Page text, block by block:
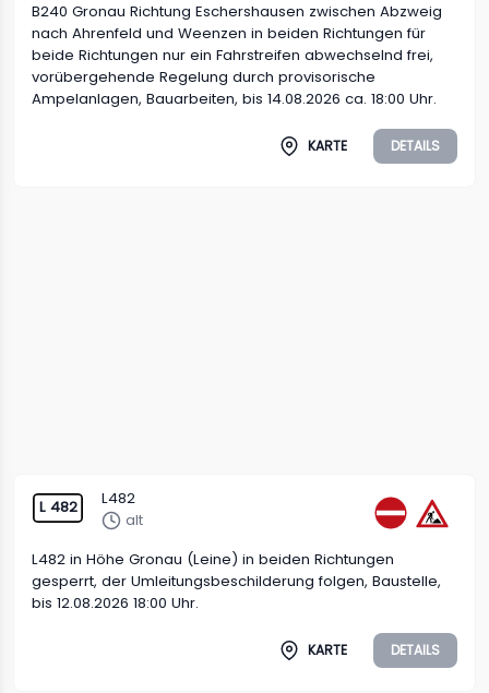
B240 Gronau Richtung Eschershausen zwischen Abzweig
nach Ahrenfeld und Weenzen in beiden Richtungen für
beide Richtungen nur ein Fahrstreifen abwechselnd frei,
vorübergehende Regelung durch provisorische
Ampelanlagen, Bauarbeiten, bis 14.08.2026 ca. 18:00 Uhr.
KARTE DETAILS
L 482
L482
alt
L482 in Höhe Gronau (Leine) in beiden Richtungen
gesperrt, der Umleitungsbeschilderung folgen, Baustelle,
bis 12.08.2026 18:00 Uhr.
KARTE DETAILS